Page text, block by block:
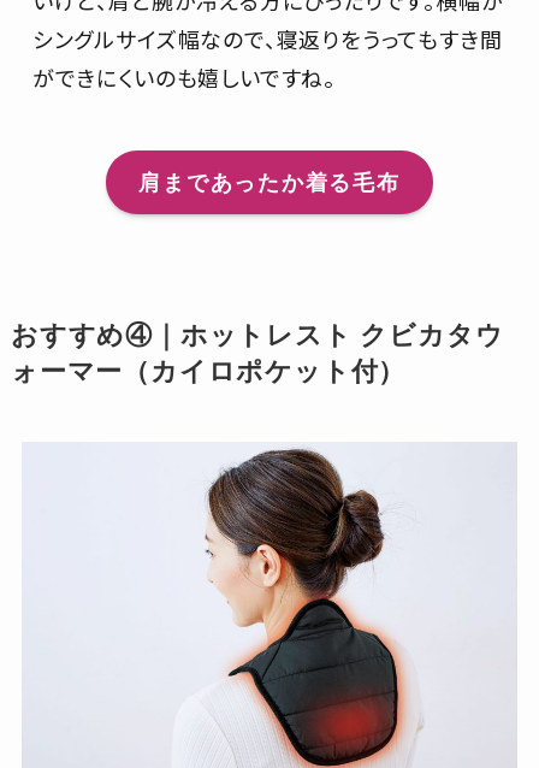
シングルサイズ幅なので、寝返りをうってもすき間
ができにくいのも嬉しいですね。
肩まであったか着る毛布
おすすめ④｜ホットレスト クビカタウ
ォーマー（カイロポケット付）